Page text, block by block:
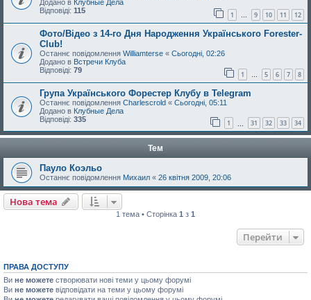
Додано в Клубные Дела
Відповіді: 115 1 … 9 10 11 12
Фото/Відео з 14-го Дня Народження Українського Forester-
Club!
Останнє повідомлення Williamterse « Сьогодні, 02:26
Додано в Встречи Клуба
Відповіді: 79 1 … 5 6 7 8
Група Українського Форестер Клубу в Telegram
Останнє повідомлення Charlescrold « Сьогодні, 05:11
Додано в Клубные Дела
Відповіді: 335 1 31 32 33 34
Тем
Пауло Коэльо
Останнє повідомлення Михаил « 26 квітня 2009, 20:06
Нова тема
1 тема • Сторінка 1 з 1
Перейти
ПРАВА ДОСТУПУ
Ви не можете створювати нові теми у цьому форумі
Ви не можете відповідати на теми у цьому форумі